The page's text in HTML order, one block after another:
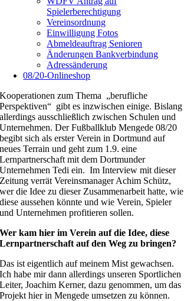
Spielerberechtigung
Vereinsordnung
Einwilligung Fotos
Abmeldeauftrag Senioren
Änderungen Bankverbindung
Adressänderung
08/20-Onlineshop
Kooperationen zum Thema „berufliche
Perspektiven“ gibt es inzwischen einige. Bislang
allerdings ausschließlich zwischen Schulen und
Unternehmen. Der Fußballklub Mengede 08/20
begibt sich als erster Verein in Dortmund auf
neues Terrain und geht zum 1.9. eine
Lernpartnerschaft mit dem Dortmunder
Unternehmen Tedi ein. Im Interview mit dieser
Zeitung verrät Vereinsmanager Achim Schütz,
wer die Idee zu dieser Zusammenarbeit hatte, wie
diese aussehen könnte und wie Verein, Spieler
und Unternehmen profitieren sollen.
Wer kam hier im Verein auf die Idee, diese
Lernpartnerschaft auf den Weg zu bringen?
Das ist eigentlich auf meinem Mist gewachsen.
Ich habe mir dann allerdings unseren Sportlichen
Leiter, Joachim Kerner, dazu genommen, um das
Projekt hier in Mengede umsetzen zu können.